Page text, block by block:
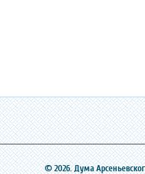
© 2026. Дума